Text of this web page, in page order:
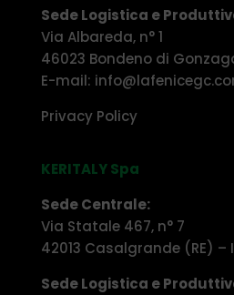
Sede Logistica e
Via Albareda, n° 1
46023 Bondeno di
E-mail:
Privacy Policy
KERITALY Spa
Sede Centrale:
Via Statale 467, n° 7
42013 Casalgrande (RE) –
Sede Logistica e